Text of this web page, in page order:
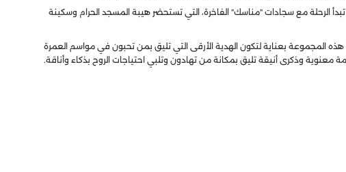
الرحلة مع سجادات "مناسك" الفاخرة، التي تستحضر هيبة المسجد الحرام وسكينة
المجموعة بعناية لتكون الهدية الأرقى التي تليق بمن تحبون في مواسم العمرة
وذكرى أنيقة تليق بمكانة من تهادون وتلبي احتياجات الروح بذكاء وأناقة.